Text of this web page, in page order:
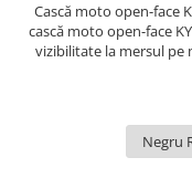
Cască moto open-face
cască moto open-face
vizibilitate la mersul pe